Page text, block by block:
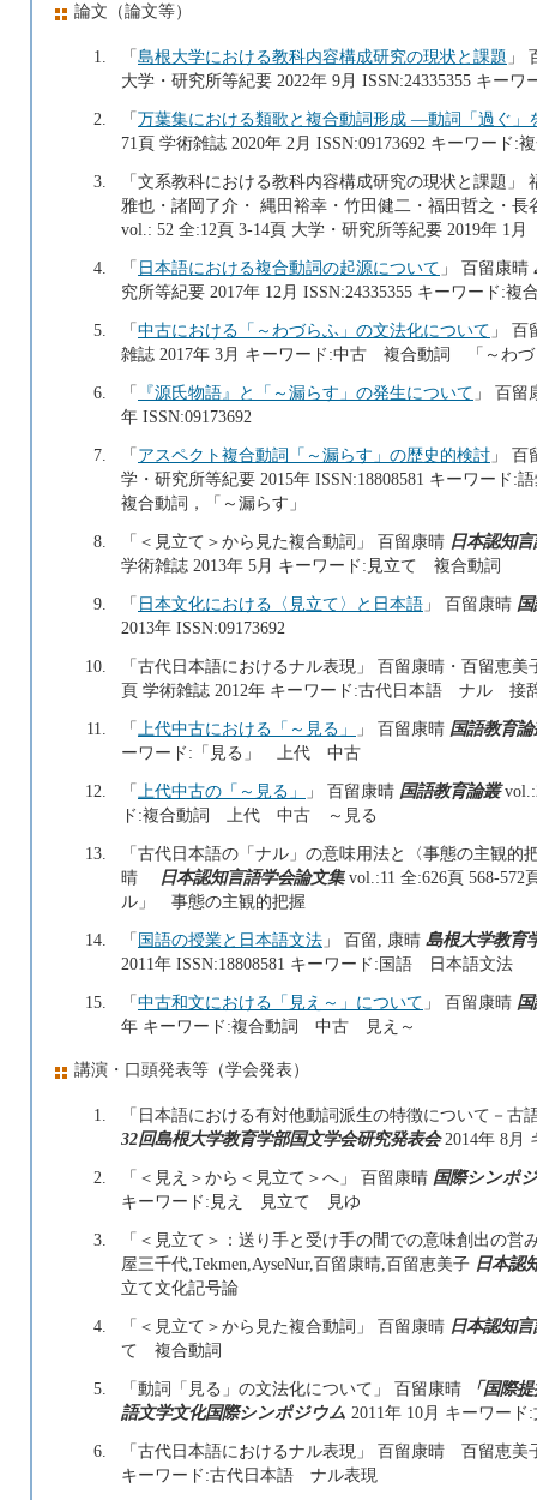
論文（論文等）
1. 「島根大学における教科内容構成研究の現状と課題 」
大学・研究所等紀要 2022年 9月 ISSN:24335355 キー
2.
「万葉集における類歌と複合動詞形成 ―動詞「過ぐ
71頁 学術雑誌 2020年 2月 ISSN:09173692 キーワー
3.
「文系教科における教科内容構成研究の現状と課題
雅也・諸岡了介・ 縄田裕幸・竹田健二・福田哲之・
vol.: 52 全:12頁 3-14頁 大学・研究所等紀要 2019年 1月
4.
「 日本語における複合動詞の起源について 」 百留康晴
究所等紀要 2017年 12月 ISSN:24335355 キーワード:
5.
「中古における「～わづらふ」の文法化について 」
雑誌 2017年 3月 キーワード:中古 複合動詞 「～わづ
6.
「 『源氏物語』と「～漏らす」の発生について 」 百
年 ISSN:09173692
7.
「アスペクト複合動詞「～漏らす」の歴史的検討 」
学・研究所等紀要 2015年 ISSN:18808581 キーワード:
複合動詞，「～漏らす」
8.
「＜見立て＞から見た複合動詞」 百留康晴 日本認知
学術雑誌 2013年 5月 キーワード:見立て 複合動詞
9.
「 日本文化における〈見立て〉と日本語 」 百留康晴
2013年 ISSN:09173692
10.
「古代日本語におけるナル表現」 百留康晴・百留恵美
頁 学術雑誌 2012年 キーワード:古代日本語 ナル 接
11.
「 上代中古における「～見る」 」 百留康晴 国語教育論
ーワード:「見る」 上代 中古
12.
「 上代中古の「～見る」 」 百留康晴 国語教育論叢
ド:複合動詞 上代 中古 ～見る
13.
「古代日本語の「ナル」の意味用法と〈事態の主観
晴
日本認知言語学会論文集vol.:11 全:626頁 568-
ル」 事態の主観的把握
14.
「国語の授業と日本語文法 」 百留, 康晴 島根大学教育
2011年 ISSN:18808581 キーワード:国語 日本語文法
15.
「中古和文における「見え～」について 」 百留康晴
年 キーワード:複合動詞 中古 見え～
講演・口頭発表等（学会発表）
1.
「日本語における有対他動詞派生の特徴について－
32回島根大学教育学部国文学会研究発表会2014年 8月
2.
「＜見え＞から＜見立て＞へ」 百留康晴 国際シンポ
キーワード:見え 見立て 見ゆ
3.
「＜見立て＞：送り手と受け手の間での意味創出の
屋三千代,Tekmen,AyseNur,百留康晴,百留恵美子 日本認
立て文化記号論
4.
「＜見立て＞から見た複合動詞」 百留康晴 日本認知
て 複合動詞
5.
「動詞「見る」の文法化について」 百留康晴
「国際
語文学文化国際シンポジウム 2011年 10月 キーワー
6.
「古代日本語におけるナル表現」 百留康晴 百留恵美
キーワード:古代日本語 ナル表現